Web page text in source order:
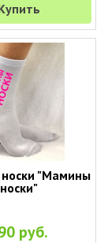
"Мамины
носки"
руб.